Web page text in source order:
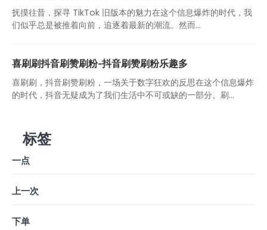
抚摸往昔，探寻 TikTok 旧版本的魅力在这个信息爆炸的时代，我
们似乎总是被推着向前，追逐着最新的潮流。然而...
喜刷刷抖音刷赞刷粉-抖音刷赞刷粉乐趣多
喜刷刷，抖音刷赞刷粉，一场关于数字狂欢的反思在这个信息爆炸
的时代，抖音无疑成为了我们生活中不可或缺的一部分。刷...
标签
一点
上一次
下单